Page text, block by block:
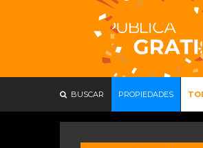
BUSCAR PROPIEDADES